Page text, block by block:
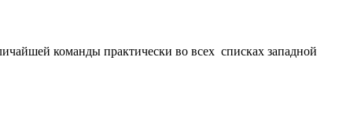
команды практически во всех списках западной